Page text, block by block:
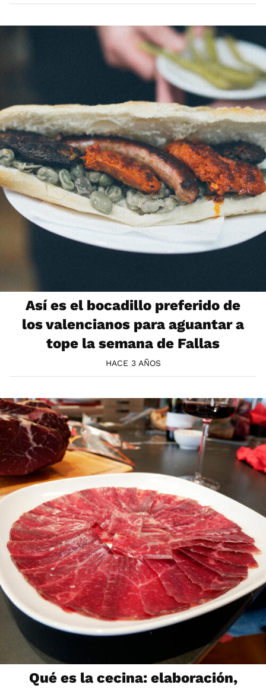
Así es el bocadillo preferido de
los valencianos para aguantar a
tope la semana de Fallas
HACE 3 AÑOS
Qué es la cecina: elaboración,